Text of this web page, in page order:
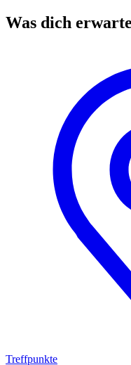
Was dich
Treffpunkte